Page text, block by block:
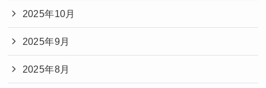
2025年10月
2025年9月
2025年8月